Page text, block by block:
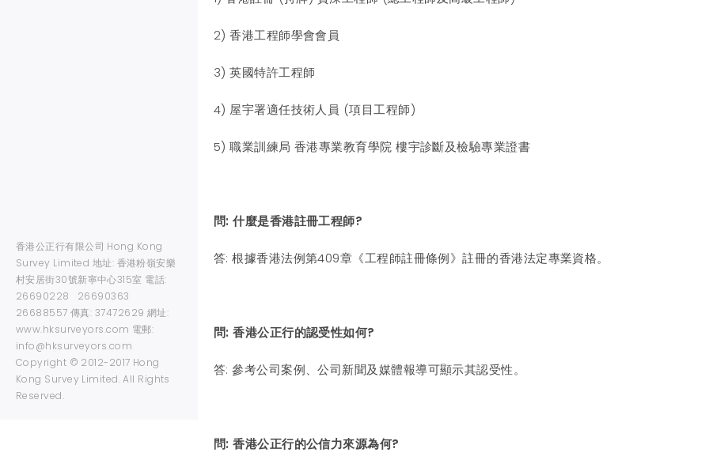
香港公正行有限公司 Hong Kong
Survey Limited 地址: 香港粉嶺安樂
村安居街30號新寧中心315室 電話:
26690228 26690363
26688557 傳真: 37472629 網址:
www.hksurveyors.com 電郵:
info@hksurveyors.com
Copyright © 2012-2017 Hong
Kong Survey Limited. All Rights
Reserved.
2) 香港工程師學會會員
3) 英國特許工程師
4) 屋宇署適任技術人員 (項目工程師)
5) 職業訓練局 香港專業教育學院 樓宇診斷及檢驗專業證書
問: 什麼是香港註冊工程師?
答: 根據香港法例第409章《工程師註冊條例》註冊的香港法定專業資格。
問: 香港公正行的認受性如何?
答: 參考公司案例、公司新聞及媒體報導可顯示其認受性。
問: 香港公正行的公信力來源為何?